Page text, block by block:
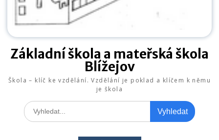
Základní škola a mateřská škola
Blížejov
Škola – klíč ke vzdělání. Vzdělání je poklad a klíčem k němu
je škola
Search
for: